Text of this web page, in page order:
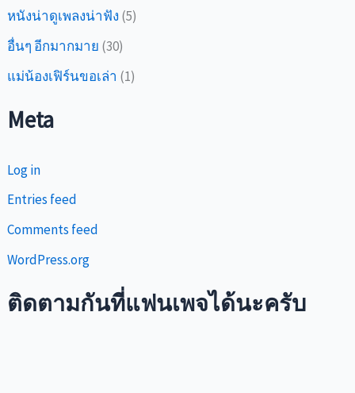
หนังน่าดูเพลงน่าฟัง (5)
อื่นๆ อีกมากมาย (30)
แม่น้องเฟิร์นขอเล่า (1)
Meta
Log in
Entries feed
Comments feed
WordPress.org
ติดตามกันที่แฟนเพจได้นะครับ